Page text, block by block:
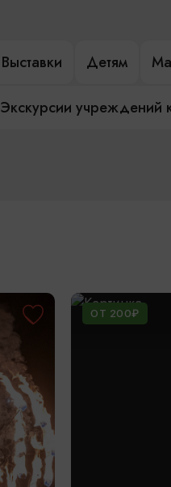
Выставки Детям
Экскурсии учреждений
ОТ 200₽